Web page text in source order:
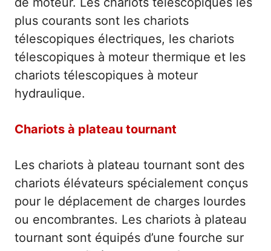
plus courants sont les chariots
télescopiques électriques, les chariots
télescopiques à moteur thermique et les
chariots télescopiques à moteur
hydraulique.
Chariots à plateau tournant
Les chariots à plateau tournant sont des
chariots élévateurs spécialement conçus
pour le déplacement de charges lourdes
ou encombrantes. Les chariots à plateau
tournant sont équipés d’une fourche sur